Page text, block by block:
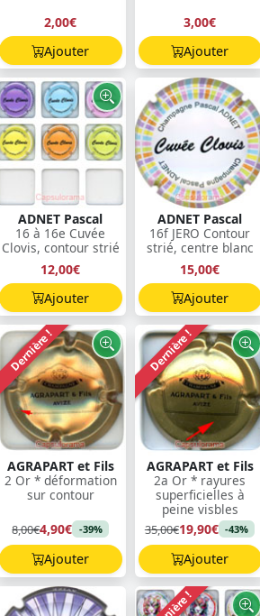
2,00€
Ajouter
3,00€
Ajouter
ADNET Pascal
16 à 16e Cuvée
Clovis, contour strié
12,00€
Ajouter
ADNET Pascal
16f JERO Contour
strié, centre blanc
15,00€
Ajouter
Dernière !
AGRAPART et Fils
2 Or * déformation
sur contour
8,00€4,90€ -39%
Ajouter
Dernière !
AGRAPART et Fils
2a Or * rayures
superficielles à
peine visbles
35,00€19,90€ -43%
Ajouter